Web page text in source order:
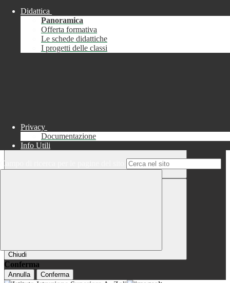
Chiudi
Informazione
Chiudi
Conferma
Annulla Conferma
Didattica
Panoramica
Offerta formativa
Le schede didattiche
I progetti delle classi
Privacy
Documentazione
Info Utili
Campo di ricerca per le pagine del sito